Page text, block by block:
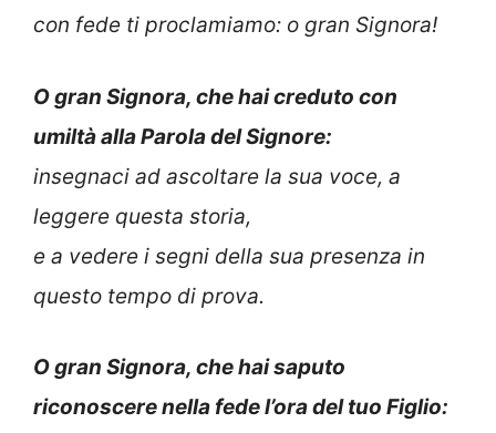
con fede ti proclamiamo: o gran Signora!
O gran Signora, che hai creduto con
umiltà alla Parola del Signore:
insegnaci ad ascoltare la sua voce, a
leggere questa storia,
e a vedere i segni della sua presenza in
questo tempo di prova.
O gran Signora, che hai saputo
riconoscere nella fede l’ora del tuo Figlio: